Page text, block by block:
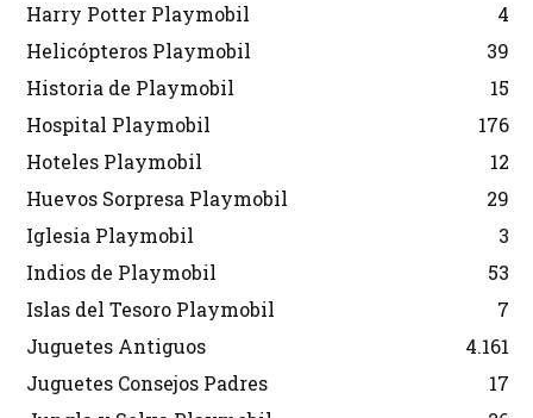
Harry Potter Playmobil
4
Helicópteros Playmobil
39
Historia de Playmobil
15
Hospital Playmobil
176
Hoteles Playmobil
12
Huevos Sorpresa Playmobil
29
Iglesia Playmobil
3
Indios de Playmobil
53
Islas del Tesoro Playmobil
7
Juguetes Antiguos
4.161
Juguetes Consejos Padres
17